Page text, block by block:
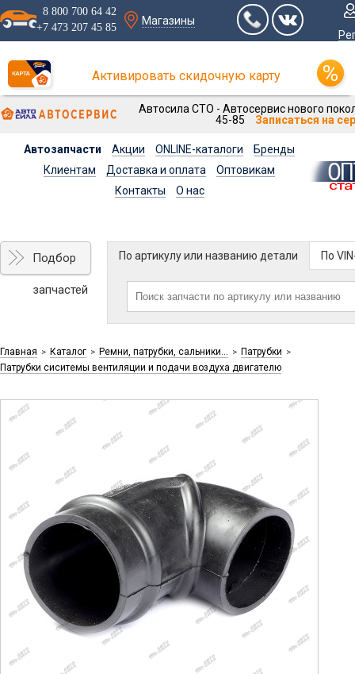
8 800 700 64 42
+7 473 207 45 85
Магазины
Активировать скидочную карту
Автосила СТО - Автосервис нового
45-85
Записаться на
Автозапчасти Акции ONLINE-каталоги
Бренды
Клиентам
Доставка и оплата
Оптовикам
Контакты
О нас
Подбор
запчастей
По артикулу или названию детали По
Главная > Каталог > Ремни, патрубки, сальники... > Патрубки >
Патрубки сиситемы вентиляции и подачи воздуха двигателю